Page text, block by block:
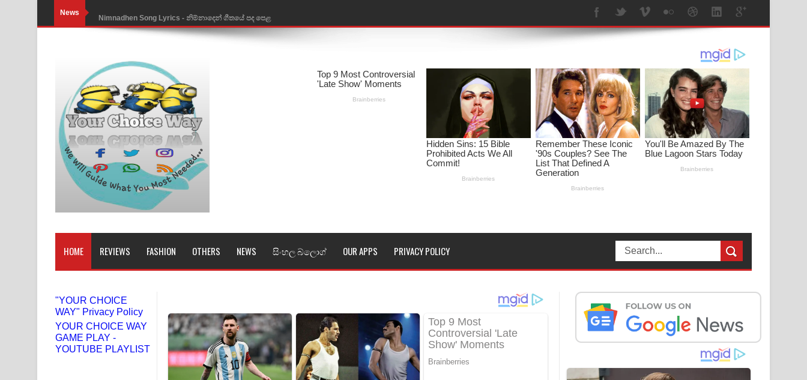
News Nimnadhen Song Lyrics - නිම්නාදෙන් ගීතයේ පද පෙළ
Obamai Mage Adare Song Lyrics - ඔබමයි මගේ ආදරේ ගීතයේ පද පෙළ
Pansal Gihin Song Lyrics - පන්සල් ගිහිං ගීතයේ පද පෙළ
Ankeliya Song Lyrics - අංකෙළිය ගීතයේ පද පෙළ
DEAR GOD Song Lyrics - ඩියර් ගෝඩ් ගීතයේ පද පෙළ
MANAMALA KATHA Song Lyrics - මනමාල කතා ගීතයේ පද පෙළ
Dai Dai Lyrics - Shakira, Burna Boy | 2026 football world cup song lyrics
Lassana Amma Song Lyrics - ලස්සන අම්මා ගීතයේ පද පෙළ
Gemak Deela Song Lyrics - ගේමක් දීලා ගීතයේ පද පෙළ
Doni Song Lyrics - දෝණි ගීතයේ පද පෙළ
Benthara Palame Song Lyrics - බෙන්තර පාලමේ ගීතයේ පද පෙළ
Sanda Babalena Song Lyrics - සඳ බැබලෙන ගීතයේ පද පෙළ
HOME REVIEWS FASHION OTHERS NEWS සිංහල බ්ලොග් OUR APPS PRIVACY POLICY
"YOUR CHOICE
WAY" Privacy Policy
YOUR CHOICE WAY
GAME PLAY -
YOUTUBE PLAYLIST